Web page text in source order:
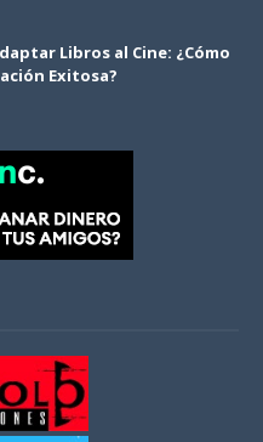
Libros al Cine: ¿Cómo
Exitosa?